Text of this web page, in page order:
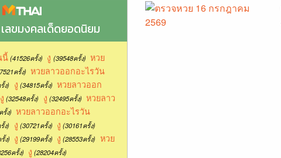
ลขมงคลเด็ดยอดนิยม
นี้ (41526ครั้ง) งู (39548ครั้ง) หวย
ครั้ง) หวยลาวออกอะไรวัน
ง) งู (34815ครั้ง) หวยลาวออก
งู (32548ครั้ง) งู (32495ครั้ง) หวยลาว
รั้ง) หวยลาวออกอะไรวัน
ง) งู (30721ครั้ง) งู (30161ครั้ง)
ง) งู (29199ครั้ง) งู (28553ครั้ง) หวย
ครั้ง) งู (28204ครั้ง)